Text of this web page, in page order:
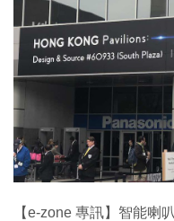
IT Times
生成式AI與雲端應用
Enterprise Digital
特集
【e-zone 專訊】智能喇